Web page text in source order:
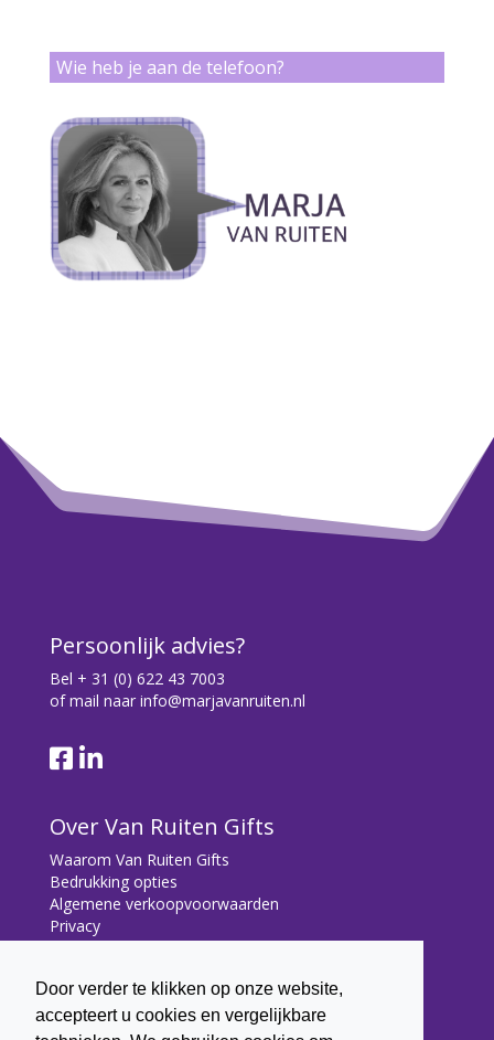
Door verder te klikken op onze website,
accepteert u cookies en vergelijkbare
Wie heb je aan de telefoon?
Persoonlijk advies?
Bel + 31 (0) 622 43 7003
of mail naar info@marjavanruiten.nl
Over Van Ruiten Gifts
Waarom Van Ruiten Gifts
Bedrukking opties
Algemene verkoopvoorwaarden
Privacy
Contact
Contact